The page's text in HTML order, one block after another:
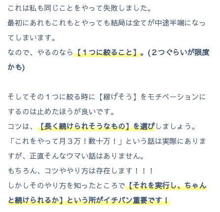
これは私も同じことをやって失敗しました。
最初にあれもこれもとやっても結局は全てが中途半端になっ
てしまいます。
なので、やるのなら【１つに絞ること】。(２つぐらいが限度
かも)
そしてその１つに絞る時に【稼げそう】をモチベーションに
するのは止めたほうが良いです。
コツは、 【長く続けられそうなもの】を選びしましょう。
「これをやって月３万！数十万！」という話は実際にありま
すが、正直そんなウマい話はありません。
もちろん、コツややり方は存在します！！！
しかしそのやり方を知ったところで【それを実行し、ちゃん
と続けられるか】という所がイチバン重要です！